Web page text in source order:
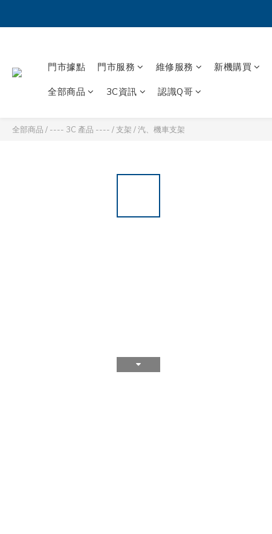
門市據點 門市服務 維修服務 新機購買
全部商品 3C資訊 認識Q哥
全部商品 / ---- 3C 產品 ---- /支架 /汽、機車支架